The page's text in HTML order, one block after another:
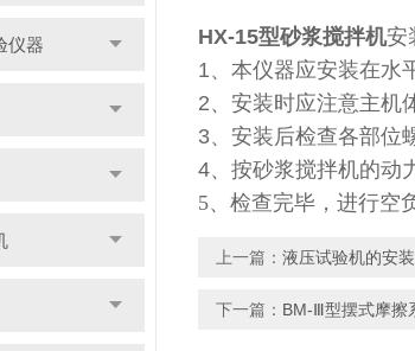
仪器 HX-15型砂浆搅拌机安
1、本仪器应安装在水
2、安装时应注意主机
3、安装后检查各部位
4、按砂浆搅拌机的动
5、检查完毕，进行空
上一篇： 液压试验机的安
下一篇： BM-Ⅲ型摆式摩擦